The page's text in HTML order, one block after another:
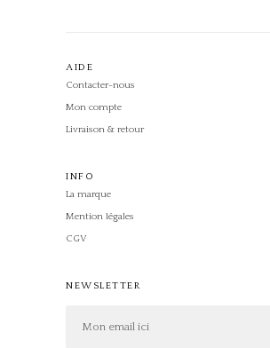
AIDE
Contacter-nous
Mon compte
Livraison & retour
INFO
La marque
Mention légales
CGV
NEWSLETTER